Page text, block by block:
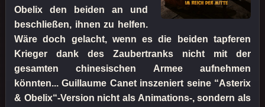
Obelix den beiden an und
beschließen, ihnen zu helfen.
Wäre doch gelacht, wenn es die beiden tapferen
Krieger dank des Zaubertranks nicht mit der
gesamten chinesischen Armee aufnehmen
könnten... Guillaume Canet inszeniert seine “Asterix
& Obelix“-Version nicht als Animations-, sondern als